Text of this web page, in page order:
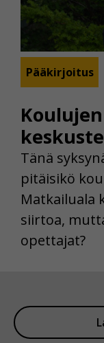
Pääkirjoitus
Tänä
pitäisikö
Matkailuala
siirtoa,
opettajat?